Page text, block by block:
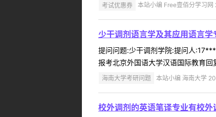
考试优惠券 本站小编 Free壹佰分学习
少干调剂语言学及其应用语言
提问问题:少干调剂学院:提问人
报考北京外国语大学汉语国际教育回
海南大学考研问题 本站小编 海南大学
校外调剂的英语笔译专业有校外